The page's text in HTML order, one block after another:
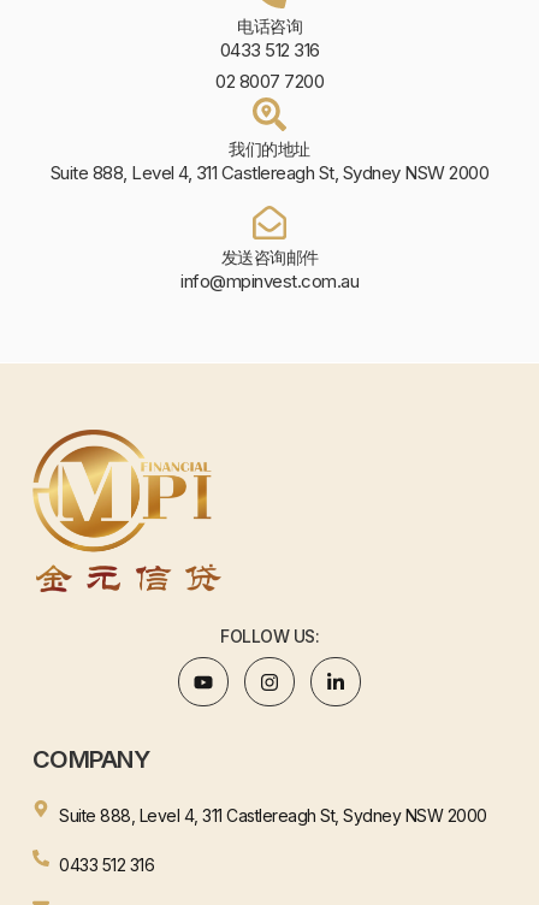
电话咨询
0433 512 316
02 8007 7200
我们的地址
Suite 888, Level 4, 311 Castlereagh St, Sydney NSW 2000
发送咨询邮件
info@mpinvest.com.au
FOLLOW US:
COMPANY
Suite 888, Level 4, 311 Castlereagh St, Sydney NSW 2000
0433 512 316